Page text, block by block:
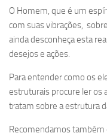
O Homem, que é um
com suas vibrações,
ainda desconheça esta
desejos e ações.
Para entender como os
estruturais procure ler os
tratam sobre a estrutura
Recomendamos também